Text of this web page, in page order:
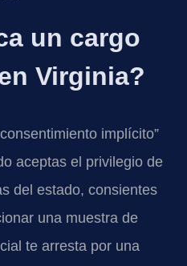
un cargo
Virginia?
implícito”
aceptas el privilegio de
del estado, consientes
una muestra de
te arresta por una